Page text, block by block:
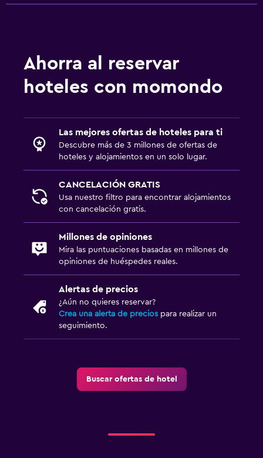
Ahorra al reservar
hoteles con momondo
Las mejores ofertas de hoteles para ti
Descubre más de 3 millones de ofertas de
hoteles y alojamientos en un solo lugar.
CANCELACIÓN GRATIS
Usa nuestro filtro para encontrar alojamientos
con cancelación gratis.
Millones de opiniones
Mira las puntuaciones basadas en millones de
opiniones de huéspedes reales.
Alertas de precios
¿Aún no quieres reservar?
Crea una alerta de precios para realizar un
seguimiento.
Buscar ofertas de hotel